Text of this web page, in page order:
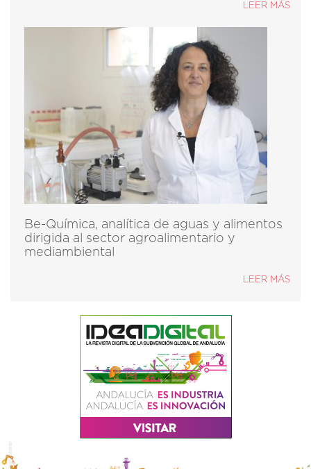
LEER MÁS
Be-Química, analítica de aguas y alimentos
dirigida al sector agroalimentario y
mediambiental
LEER MÁS